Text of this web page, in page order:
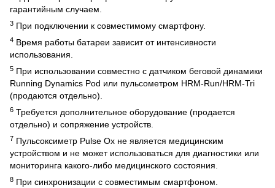
гарантийным случаем.
3 При подключении к совместимому смартфону.
4 Время работы батареи зависит от интенсивности
использования.
5 При использовании совместно с датчиком беговой динамики
Running Dynamics Pod или пульсометром HRM-Run/HRM-Tri
(продаются отдельно).
6 Требуется дополнительное оборудование (продается
отдельно) и сопряжение устройств.
7 Пульсоксиметр Pulse Ox не является медицинским
устройством и не может использоваться для диагностики или
мониторинга какого-либо медицинского состояния.
8 При синхронизации с совместимым смартфоном.